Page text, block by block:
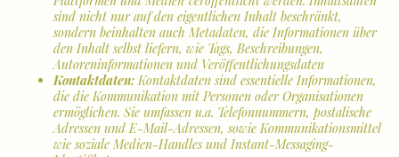
sind nicht nur auf den eigentlichen Inhalt beschränkt,
sondern beinhalten auch Metadaten, die Informationen über
den Inhalt selbst liefern, wie Tags, Beschreibungen,
Autoreninformationen und Veröffentlichungsdaten
Kontaktdaten: Kontaktdaten sind essentielle Informationen,
die die Kommunikation mit Personen oder Organisationen
ermöglichen. Sie umfassen u.a. Telefonnummern, postalische
Adressen und E-Mail-Adressen, sowie Kommunikationsmittel
wie soziale Medien-Handles und Instant-Messaging-